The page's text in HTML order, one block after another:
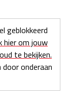
geblokkeerd
hier om jouw
te bekijken.
onderaan